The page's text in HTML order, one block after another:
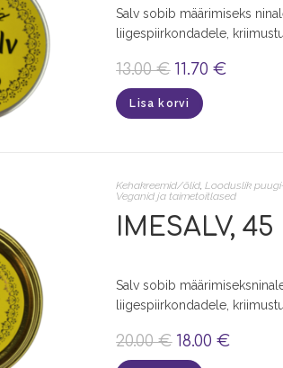
Salv sobib määrimiseks
liigespiirkondadele,
13.00€ 11.70€
Lisa korvi
Kehakreemid/õlid,Looduslik
Veganid ja taimetoitlased
IMESALV,
​Salv sobib
liigespiirkondadele,
20.00€ 18.00€